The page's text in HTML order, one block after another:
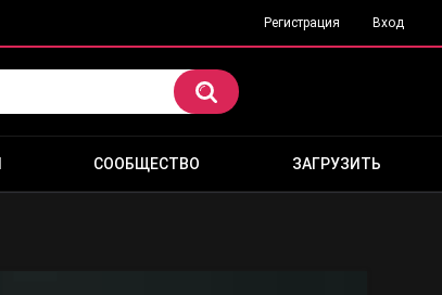
Регистрация Вход
СООБЩЕСТВО ЗАГРУЗИТЬ